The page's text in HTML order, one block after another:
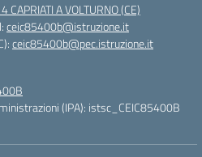
CAPRIATI A VOLTURNO (CE)
ceic85400b@istruzione.it
ceic85400b@pec.istruzione.it
(IPA): istsc_CEIC85400B